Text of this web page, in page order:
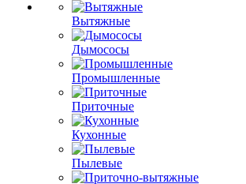
Вытяжные
Дымососы
Промышленные
Приточные
Кухонные
Пылевые